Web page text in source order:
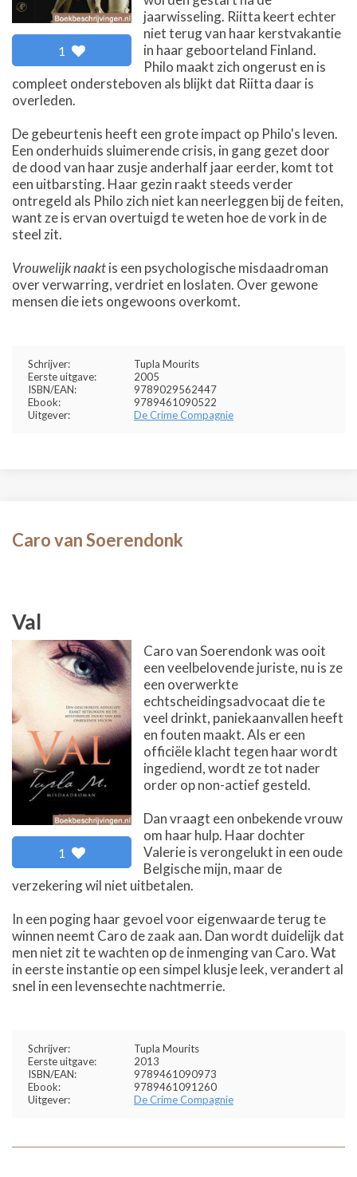
1
jaarwisseling. Riitta keert echter
niet terug van haar kerstvakantie
in haar geboorteland Finland.
Philo maakt zich ongerust en is
compleet ondersteboven als blijkt dat Riitta daar is
overleden.
De gebeurtenis heeft een grote impact op Philo's leven.
Een onderhuids sluimerende crisis, in gang gezet door
de dood van haar zusje anderhalf jaar eerder, komt tot
een uitbarsting. Haar gezin raakt steeds verder
ontregeld als Philo zich niet kan neerleggen bij de feiten,
want ze is ervan overtuigd te weten hoe de vork in de
steel zit.
Vrouwelijk naaktis een psychologische misdaadroman
over verwarring, verdriet en loslaten. Over gewone
mensen die iets ongewoons overkomt.
Schrijver:
Tupla Mourits
Eerste uitgave:
2005
ISBN/EAN:
9789029562447
Ebook:
9789461090522
Uitgever:
De Crime Compagnie
Caro van Soerendonk
Val
1
Caro van Soerendonk was ooit
een veelbelovende juriste, nu is ze
een overwerkte
echtscheidingsadvocaat die te
veel drinkt, paniekaanvallen heeft
en fouten maakt. Als er een
officiële klacht tegen haar wordt
ingediend, wordt ze tot nader
order op non-actief gesteld.
Dan vraagt een onbekende vrouw
om haar hulp. Haar dochter
Valerie is verongelukt in een oude
Belgische mijn, maar de
verzekering wil niet uitbetalen.
In een poging haar gevoel voor eigenwaarde terug te
winnen neemt Caro de zaak aan. Dan wordt duidelijk dat
men niet zit te wachten op de inmenging van Caro. Wat
in eerste instantie op een simpel klusje leek, verandert al
snel in een levensechte nachtmerrie.
Schrijver:
Tupla Mourits
Eerste uitgave:
2013
ISBN/EAN:
9789461090973
Ebook:
9789461091260
Uitgever:
De Crime Compagnie